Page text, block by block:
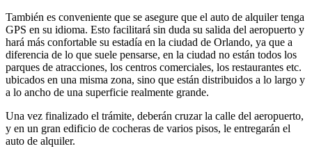
También es conveniente que se asegure que el auto de alquiler tenga
GPS en su idioma. Esto facilitará sin duda su salida del aeropuerto y
hará más confortable su estadía en la ciudad de Orlando, ya que a
diferencia de lo que suele pensarse, en la ciudad no están todos los
parques de atracciones, los centros comerciales, los restaurantes etc.
ubicados en una misma zona, sino que están distribuidos a lo largo y
a lo ancho de una superficie realmente grande.
Una vez finalizado el trámite, deberán cruzar la calle del aeropuerto,
y en un gran edificio de cocheras de varios pisos, le entregarán el
auto de alquiler.